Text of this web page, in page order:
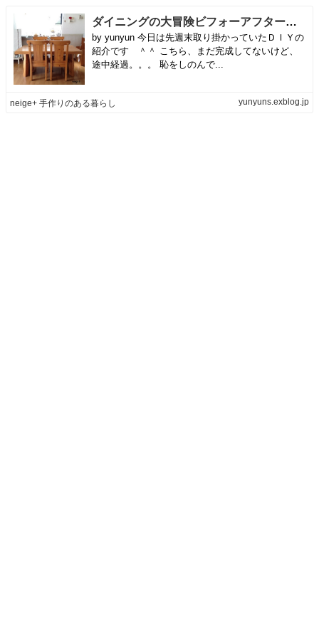
ダイニングの大冒険ビフォーアフタービフォー！？＆楽天セール♪ | neige+ 手作りのある暮らし
by yunyun 今日は先週末取り掛かっていたＤＩＹの
紹介です ＾＾ こちら、まだ完成してないけど、
途中経過。。。 恥をしのんで...
neige+ 手作りのある暮らし yunyuns.exblog.jp